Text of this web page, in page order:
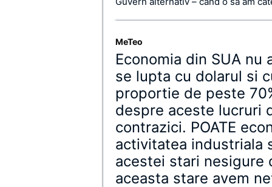
MeTeo
Economia din SUA nu
se lupta cu dolarul si
proportie de peste
despre aceste lucruri
contrazici. POATE
activitatea industriala
acestei stari nesigure
aceasta stare avem